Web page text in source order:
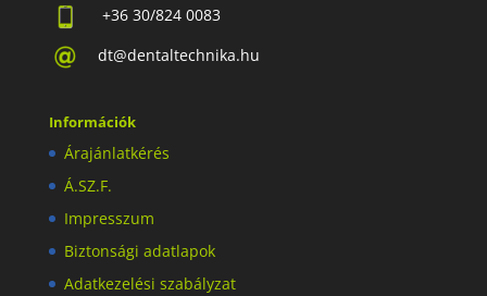
+36 30/824 0083
dt@dentaltechnika.hu
Információk
Árajánlatkérés
Á.SZ.F.
Impresszum
Biztonsági adatlapok
Adatkezelési szabályzat